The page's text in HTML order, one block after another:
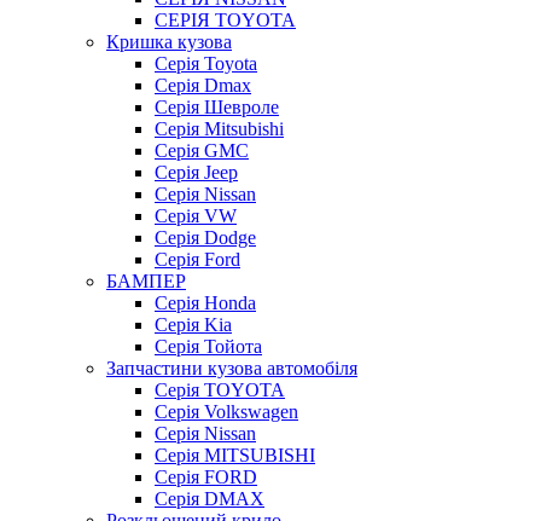
СЕРІЯ TOYOTA
Кришка кузова
Серія Toyota
Серія Dmax
Серія Шевроле
Серія Mitsubishi
Серія GMC
Серія Jeep
Серія Nissan
Серія VW
Серія Dodge
Серія Ford
БАМПЕР
Серія Honda
Серія Kia
Серія Тойота
Запчастини кузова автомобіля
Серія TOYOTA
Серія Volkswagen
Серія Nissan
Серія MITSUBISHI
Серія FORD
Серія DMAX